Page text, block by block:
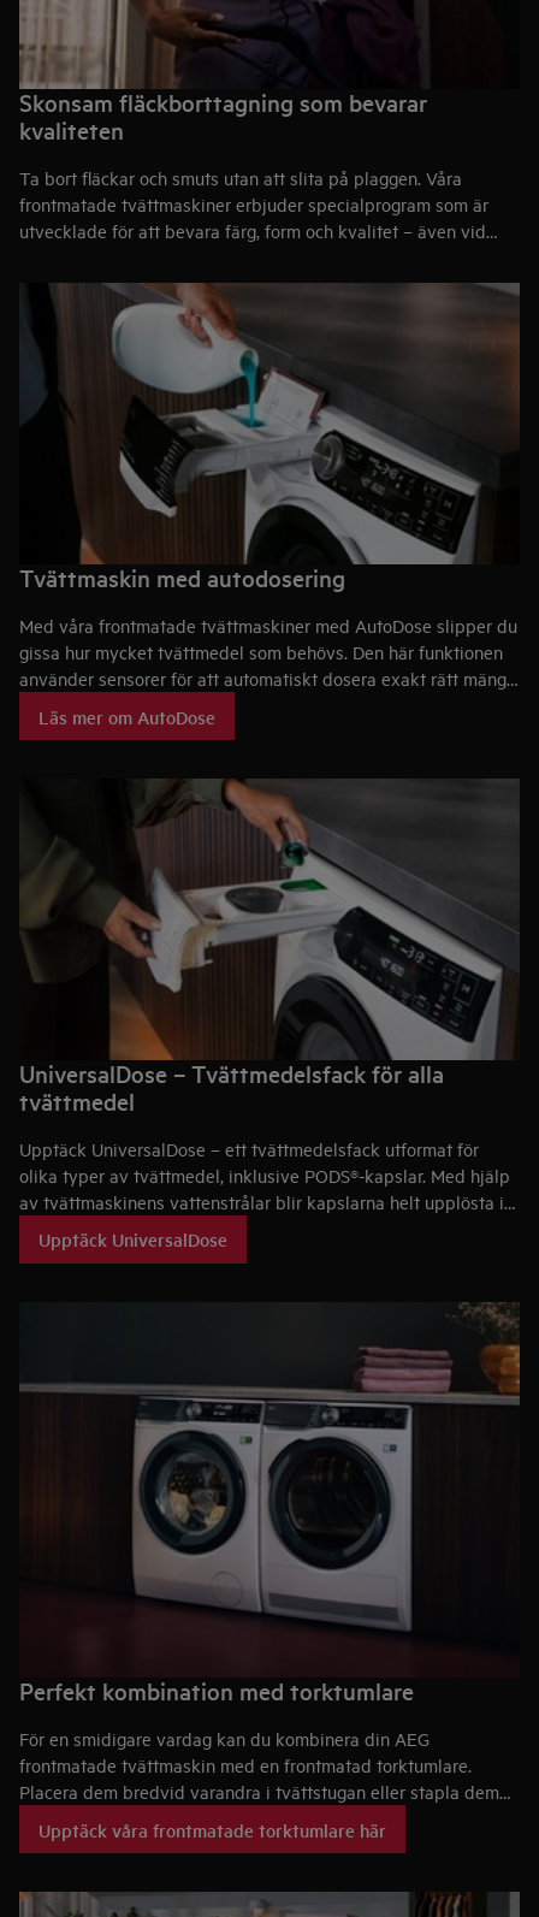
Skonsam fläckborttagning som bevarar
kvaliteten
Ta bort fläckar och smuts utan att slita på plaggen. Våra
frontmatade tvättmaskiner erbjuder specialprogram som är
utvecklade för att bevara färg, form och kvalitet – även vid
snabb uppfräschning får varje tvätt optimalt resultat med
skonsam klädvård.
Tvättmaskin med autodosering
Med våra frontmatade tvättmaskiner med AutoDose slipper du
gissa hur mycket tvättmedel som behövs. Den här funktionen
använder sensorer för att automatiskt dosera exakt rätt mängd
tvättmedel¹ per tvätt.
Läs mer om AutoDose
UniversalDose – Tvättmedelsfack för alla
tvättmedel
Upptäck UniversalDose – ett tvättmedelsfack utformat för
olika typer av tvättmedel, inklusive PODS®-kapslar. Med hjälp
av tvättmaskinens vattenstrålar blir kapslarna helt upplösta i
facket, där tvättmedlet aktiveras 60 % snabbare än när de
läggs direkt i trumman². Det ger extra kraft för
Upptäck UniversalDose
Perfekt kombination med torktumlare
För en smidigare vardag kan du kombinera din AEG
frontmatade tvättmaskin med en frontmatad torktumlare.
Placera dem bredvid varandra i tvättstugan eller stapla dem
som förenklar tvättrutinen.
Upptäck våra frontmatade torktumlare här